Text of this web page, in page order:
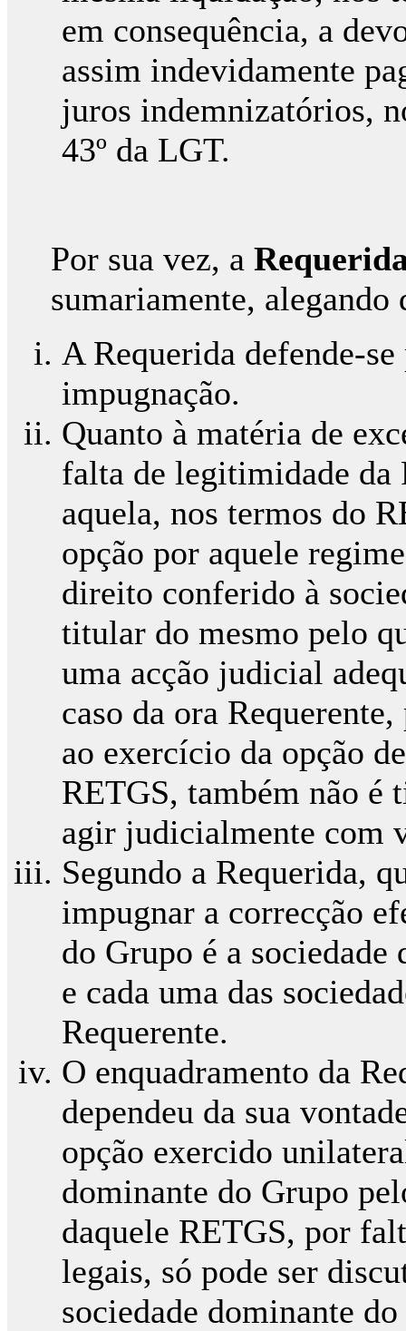
em consequência, a
assim indevidamente
juros indemnizatórios,
43º da LGT.
Por sua vez, a
sumariamente, alegando
A Requerida defende-
impugnação.
Quanto à matéria de
falta de legitimidade da
aquela, nos termos do
opção por aquele
direito conferido à
titular do mesmo pelo
uma acção judicial
caso da ora
ao exercício da opção
RETGS, também não é
agir judicialmente com
Segundo a Requerida,
impugnar a correcção
do Grupo é a
e cada uma das
Requerente.
O enquadramento da
dependeu da sua
opção exercido
dominante do Grupo
daquele RETGS, por
legais, só pode ser
sociedade dominante